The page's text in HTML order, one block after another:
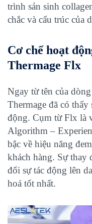
trình sản sinh
chắc và cấu trúc của
Cơ chế hoạt
Thermage Flx
Ngay từ tên của
Thermage đã có
động. Cụm từ Flx là
Algorithm –
bậc về hiệu năng
khách hàng. Sự thay
đổi sự tác động lên
hoá tốt nhất.